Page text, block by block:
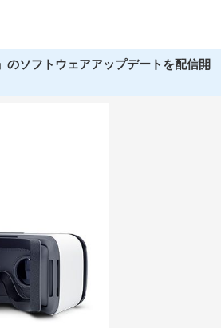
のソフトウェアアップデートを配信開